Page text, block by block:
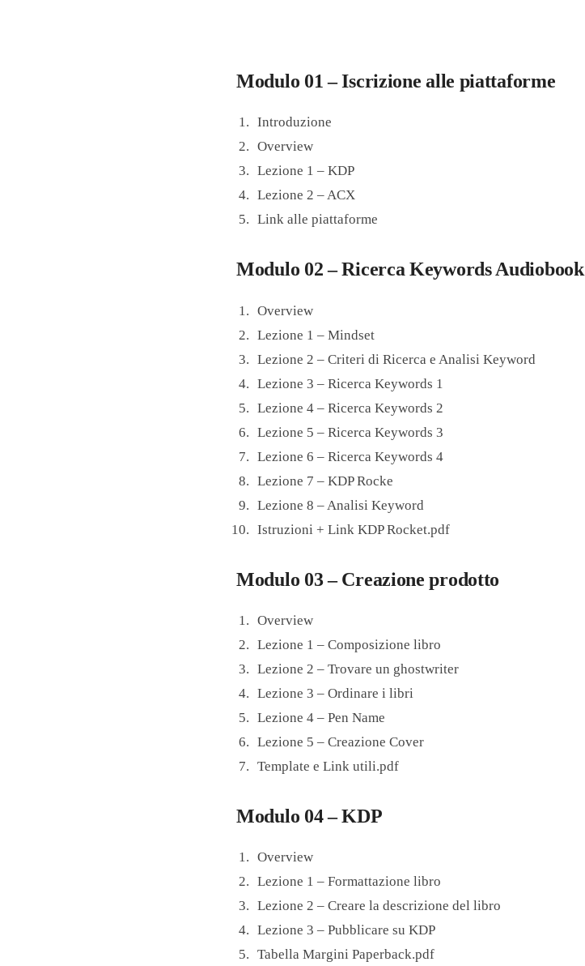
Modulo 01 – Iscrizione alle piattaforme
Introduzione
Overview
Lezione 1 – KDP
Lezione 2 – ACX
Link alle piattaforme
Modulo 02 – Ricerca Keywords Audiobook
Overview
Lezione 1 – Mindset
Lezione 2 – Criteri di Ricerca e Analisi Keyword
Lezione 3 – Ricerca Keywords 1
Lezione 4 – Ricerca Keywords 2
Lezione 5 – Ricerca Keywords 3
Lezione 6 – Ricerca Keywords 4
Lezione 7 – KDP Rocke
Lezione 8 – Analisi Keyword
Istruzioni + Link KDP Rocket.pdf
Modulo 03 – Creazione prodotto
Overview
Lezione 1 – Composizione libro
Lezione 2 – Trovare un ghostwriter
Lezione 3 – Ordinare i libri
Lezione 4 – Pen Name
Lezione 5 – Creazione Cover
Template e Link utili.pdf
Modulo 04 – KDP
Overview
Lezione 1 – Formattazione libro
Lezione 2 – Creare la descrizione del libro
Lezione 3 – Pubblicare su KDP
Tabella Margini Paperback.pdf